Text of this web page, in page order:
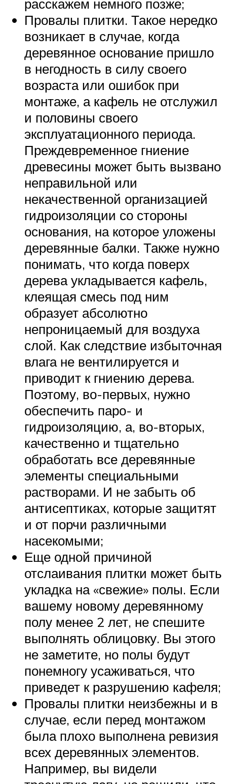
расскажем немного позже;
Провалы плитки. Такое нередко
возникает в случае, когда
деревянное основание пришло
в негодность в силу своего
возраста или ошибок при
монтаже, а кафель не отслужил
и половины своего
эксплуатационного периода.
Преждевременное гниение
древесины может быть вызвано
неправильной или
некачественной организацией
гидроизоляции со стороны
основания, на которое уложены
деревянные балки. Также нужно
понимать, что когда поверх
дерева укладывается кафель,
клеящая смесь под ним
образует абсолютно
непроницаемый для воздуха
слой. Как следствие избыточная
влага не вентилируется и
приводит к гниению дерева.
Поэтому, во-первых, нужно
обеспечить паро- и
гидроизоляцию, а, во-вторых,
качественно и тщательно
обработать все деревянные
элементы специальными
растворами. И не забыть об
антисептиках, которые защитят
и от порчи различными
насекомыми;
Еще одной причиной
отслаивания плитки может быть
укладка на «свежие» полы. Если
вашему новому деревянному
полу менее 2 лет, не спешите
выполнять облицовку. Вы этого
не заметите, но полы будут
понемногу усаживаться, что
приведет к разрушению кафеля;
Провалы плитки неизбежны и в
случае, если перед монтажом
была плохо выполнена ревизия
всех деревянных элементов.
Например, вы видели